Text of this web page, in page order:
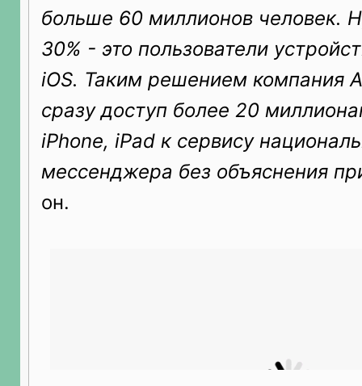
больше 60 миллионов человек.
30% - это пользователи
iOS. Таким решением компания
сразу доступ более 20
iPhone, iPad к сервису
мессенджера без объяснения
он.